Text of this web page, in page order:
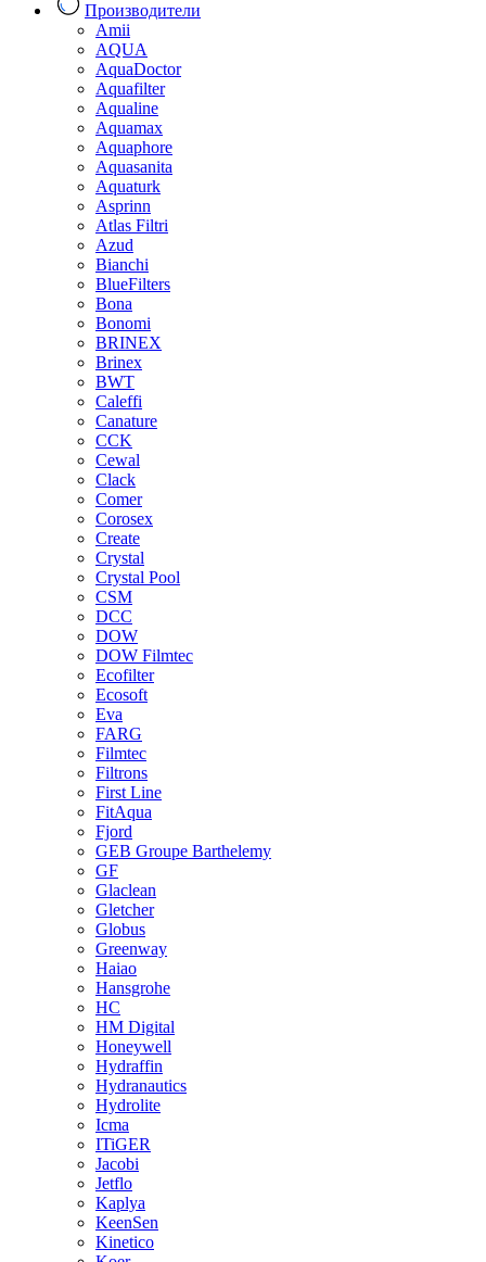
Производители
Amii
AQUA
AquaDoctor
Aquafilter
Aqualine
Aquamax
Aquaphore
Aquasanita
Aquaturk
Asprinn
Atlas Filtri
Azud
Bianchi
BlueFilters
Bona
Bonomi
BRINEX
Brinex
BWT
Caleffi
Canature
CCK
Cewal
Clack
Comer
Corosex
Create
Crystal
Crystal Pool
CSM
DCC
DOW
DOW Filmtec
Ecofilter
Ecosoft
Eva
FARG
Filmtec
Filtrons
First Line
FitAqua
Fjord
GEB Groupe Barthelemy
GF
Glaclean
Gletcher
Globus
Greenway
Haiao
Hansgrohe
HC
HM Digital
Honeywell
Hydraffin
Hydranautics
Hydrolite
Icma
ITiGER
Jacobi
Jetflo
Kaplya
KeenSen
Kinetico